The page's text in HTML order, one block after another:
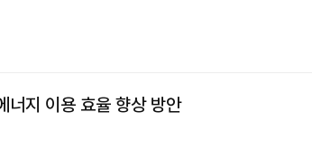
너지 이용 효율 향상 방안